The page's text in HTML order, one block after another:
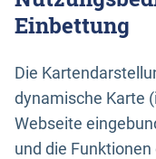
Einbettung
Die
dynamische Karte
Webseite
und die